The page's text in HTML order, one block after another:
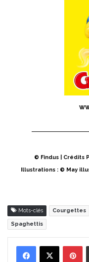
© Findus | Crédits
Illustrations : © May
Mots-clés Courgettes
Spaghettis